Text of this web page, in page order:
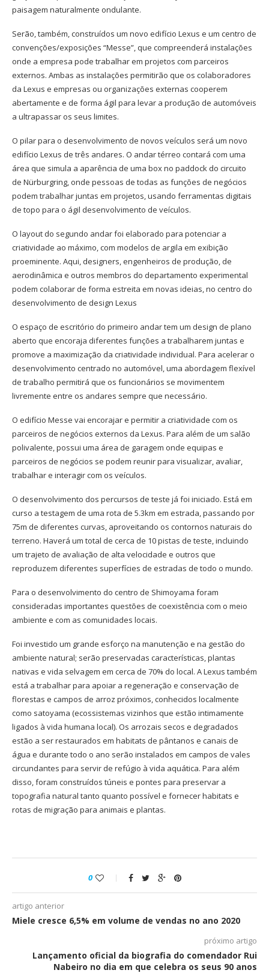
paisagem naturalmente ondulante.
Serão, também, construídos um novo edifício Lexus e um centro de
convenções/exposições “Messe”, que compreenderá instalações
onde a empresa pode trabalhar em projetos com parceiros
externos. Ambas as instalações permitirão que os colaboradores
da Lexus e empresas ou organizações externas cooperem
abertamente e de forma ágil para levar a produção de automóveis
a ultrapassar os seus limites.
O pilar para o desenvolvimento de novos veículos será um novo
edifício Lexus de três andares. O andar térreo contará com uma
área que simula a aparência de uma box no paddock do circuito
de Nürburgring, onde pessoas de todas as funções de negócios
podem trabalhar juntas em projetos, usando ferramentas digitais
de topo para o ágil desenvolvimento de veículos.
O layout do segundo andar foi elaborado para potenciar a
criatividade ao máximo, com modelos de argila em exibição
proeminente. Aqui, designers, engenheiros de produção, de
aerodinâmica e outros membros do departamento experimental
podem colaborar de forma estreita em novas ideias, no centro do
desenvolvimento de design Lexus
O espaço de escritório do primeiro andar tem um design de plano
aberto que encoraja diferentes funções a trabalharem juntas e
promove a maximização da criatividade individual. Para acelerar o
desenvolvimento centrado no automóvel, uma abordagem flexível
de trabalho permitirá que os funcionários se movimentem
livremente entre os andares sempre que necessário.
O edifício Messe vai encorajar e permitir a criatividade com os
parceiros de negócios externos da Lexus. Para além de um salão
polivalente, possui uma área de garagem onde equipas e
parceiros de negócios se podem reunir para visualizar, avaliar,
trabalhar e interagir com os veículos.
O desenvolvimento dos percursos de teste já foi iniciado. Está em
curso a testagem de uma rota de 5.3km em estrada, passando por
75m de diferentes curvas, aproveitando os contornos naturais do
terreno. Haverá um total de cerca de 10 pistas de teste, incluindo
um trajeto de avaliação de alta velocidade e outros que
reproduzem diferentes superfícies de estradas de todo o mundo.
Para o desenvolvimento do centro de Shimoyama foram
consideradas importantes questões de coexistência com o meio
ambiente e com as comunidades locais.
Foi investido um grande esforço na manutenção e na gestão do
ambiente natural; serão preservadas características, plantas
nativas e vida selvagem em cerca de 70% do local. A Lexus também
está a trabalhar para apoiar a regeneração e conservação de
florestas e campos de arroz próximos, conhecidos localmente
como satoyama (ecossistemas vizinhos que estão intimamente
ligados à vida humana local). Os arrozais secos e degradados
estão a ser restaurados em habitats de pântanos e canais de
água e durante todo o ano serão instalados em campos de vales
circundantes para servir de refúgio à vida aquática. Para além
disso, foram construídos túneis e pontes para preservar a
topografia natural tanto quanto possível e fornecer habitats e
rotas de migração para animais e plantas.
0
artigo anterior
Miele cresce 6,5% em volume de vendas no ano 2020
próximo artigo
Lançamento oficial da biografia do comendador Rui
Nabeiro no dia em que celebra os seus 90 anos